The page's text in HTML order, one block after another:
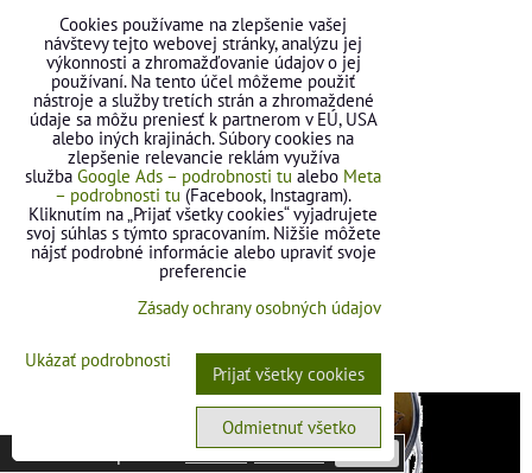
Protimrazová sviečka
Protimrazová sviečka
Cookies používame na zlepšenie vašej
návštevy tejto webovej stránky, analýzu jej
výkonnosti a zhromažďovanie údajov o jej
používaní. Na tento účel môžeme použiť
nástroje a služby tretích strán a zhromaždené
údaje sa môžu preniesť k partnerom v EÚ, USA
alebo iných krajinách. Súbory cookies na
zlepšenie relevancie reklám využíva
služba Google Ads – podrobnosti tu alebo Meta
– podrobnosti tu (Facebook, Instagram).
Kliknutím na „Prijať všetky cookies“ vyjadrujete
svoj súhlas s týmto spracovaním. Nižšie môžete
nájsť podrobné informácie alebo upraviť svoje
preferencie
Zásady ochrany osobných údajov
Ukázať podrobnosti
Prijať všetky cookies
Odmietnuť všetko
Táto stránka používa cookies.Viac info Potvrdiť